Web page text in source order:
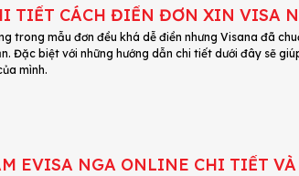
TIẾT CÁCH ĐIỀN ĐƠN XIN VISA
trong mẫu đơn đều khá dễ điền nhưng Visana đã
Đặc biệt với những hướng dẫn chi tiết dưới đây sẽ
mình.
EVISA NGA ONLINE CHI TIẾT